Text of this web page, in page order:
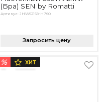
(Бра) SEN by Romatti
Артикул: JHW52159-H760
Запросить цену
% ХИТ